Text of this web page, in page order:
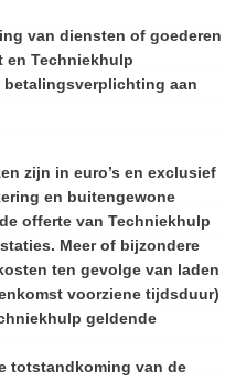
van diensten of goederen
en Techniekhulp
aan
zijn in euro’s en exclusief
en buitengewone
offerte van Techniekhulp
Meer of bijzondere
ten gevolge van laden
voorziene tijdsduur)
geldende
totstandkoming van de